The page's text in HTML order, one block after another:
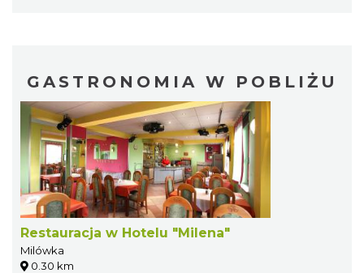
GASTRONOMIA W POBLIŻU
Restauracja w Hotelu "Milena"
Milówka
0.30 km